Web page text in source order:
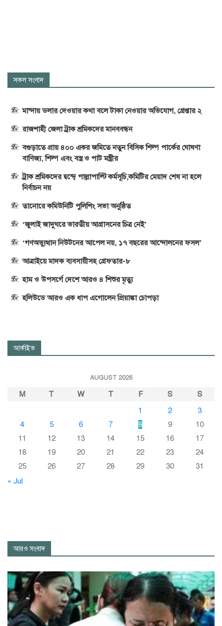
সকল সংবাদ
মান্দায় ডলার দেওয়ার কথা বলে টাকা নেওয়ার অভিযোগ, গ্রেপ্তার ২
রাজশাহী জেলা ট্রাক শ্রমিকদের মানববন্ধন
বগুড়াতে প্রায় ৪০০ একর জমিতে নতুন বিসিক শিল্প পার্কের ঘোষণা
বাণিজ্য, শিল্প এবং বস্ত্র ও পাট মন্ত্রীর
ট্রাক শ্রমিকদের দ্বন্দ্বে পাল্লাপাল্টি কর্মসূচি,কমিটির মেয়াদ শেষ না হলে
নির্বাচন নয়
তানোরে কমিউনিটি পুলিশিং সভা অনুষ্ঠিত
‘জুলাই জাদুঘরে ভারতীয় আগ্রাসনের চিত্র নেই’
‘গণঅভ্যুত্থান নিউটনের আপেল নয়, ১৭ বছরের আন্দোলনের ফসল’
আত্রাইয়ে মাদক ব্যবসায়ীসহ গ্রেফতার-৮
হাম ও উপসর্গে দেশে আরও ৪ শিশুর মৃত্যু
হলিউডে আরও এক ধাপ এগোলেন প্রিয়াঙ্কা চোপড়া
আর্কাইভ
AUGUST 2026
M T W T F S
S
1
2
3
4
5 6 7 8 9
10
11
12 13 14 15 16
17
18
19 20 21 22 23
24
25
26 27 28 29 30
31
« Jul
আরও সংবাদ